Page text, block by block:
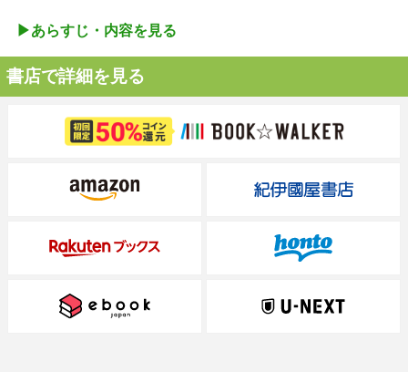
▶︎あらすじ・内容を見る
書店で詳細を見る